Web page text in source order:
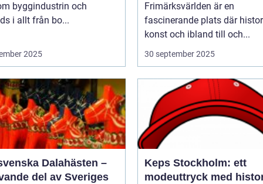
byggindustrin och
i allt från bo...
2025
Frimärksvärlden är en
fascinerande plats där
konst och ibland till och...
30 september 2025
Dalahästen –
del av Sveriges
Keps Stockholm: ett
modeuttryck med